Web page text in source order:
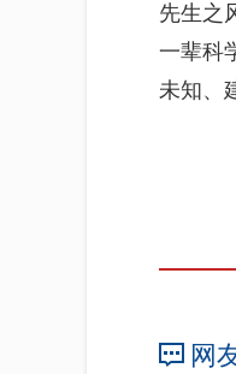
先生之
一辈科
未知、
网